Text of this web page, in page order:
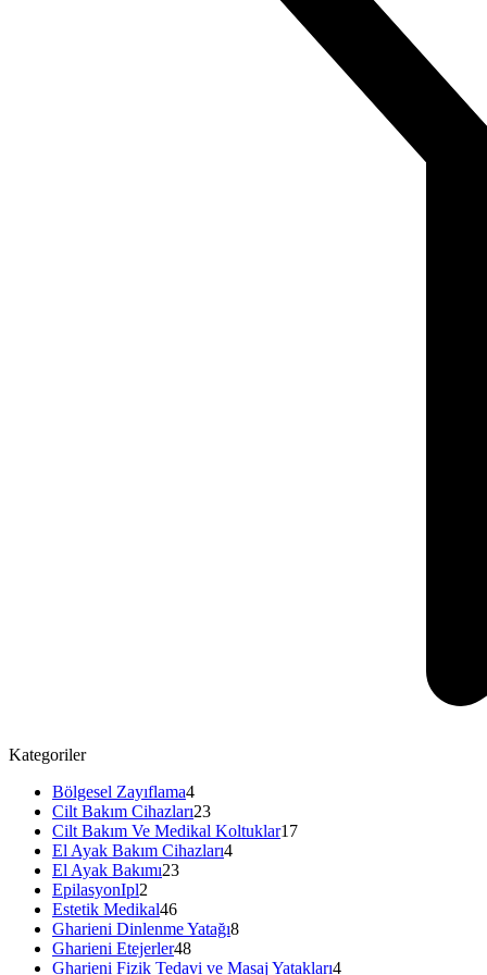
Kategoriler
Bölgesel Zayıflama4
Cilt Bakım Cihazları23
Cilt Bakım Ve Medikal Koltuklar17
El Ayak Bakım Cihazları4
El Ayak Bakımı23
EpilasyonIpl2
Estetik Medikal46
Gharieni Dinlenme Yatağı8
Gharieni Etejerler48
Gharieni Fizik Tedavi ve Masaj Yatakları4